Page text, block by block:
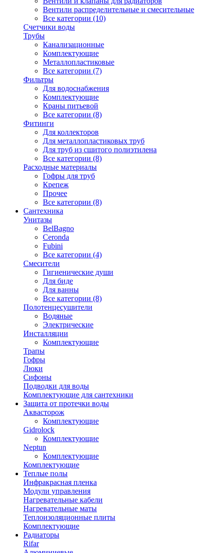
Вентили распределительные и смесительные
Все категории (10)
Счетчики воды
Трубы
Канализационные
Комплектующие
Металлопластиковые
Все категории (7)
Фильтры
Для водоснабжения
Комплектующие
Краны питьевой
Все категории (8)
Фитинги
Для коллекторов
Для металлопластиковых труб
Для труб из сшитого полиэтилена
Все категории (8)
Расходные материалы
Гофры для труб
Крепеж
Прочее
Все категории (8)
Сантехника
Унитазы
BelBagno
Ceronda
Fubini
Все категории (4)
Смесители
Гигиенические души
Для биде
Для ванны
Все категории (8)
Полотенцесушители
Водяные
Электрические
Инсталляции
Комплектующие
Трапы
Гофры
Люки
Сифоны
Подводки для воды
Комплектующие для сантехники
Защита от протечки воды
Аквасторож
Комплектующие
Gidrolock
Комплектующие
Neptun
Комплектующие
Комплектующие
Теплые полы
Инфракрасная пленка
Модули управления
Нагревательные кабели
Нагревательные маты
Теплоизоляционные плиты
Комплектующие
Радиаторы
Rifar